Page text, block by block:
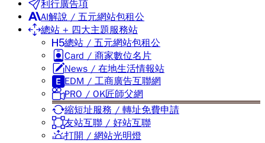
利行廣告項
AI解說 / 五元網站包租公
總站 + 四大主題服務站
總站 / 五元網站包租公
Card / 商家數位名片
News / 在地生活情報站
EDM / 工商廣告互聯網
PRO / OK匠師父網
縮短址服務 / 轉址免費申請
友站互聯 / 好站互聯
打開 / 網站光明燈